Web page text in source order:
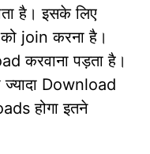
है। इसके लिए
join करना है।
करवाना पड़ता है।
ज्यादा Download
होगा इतने